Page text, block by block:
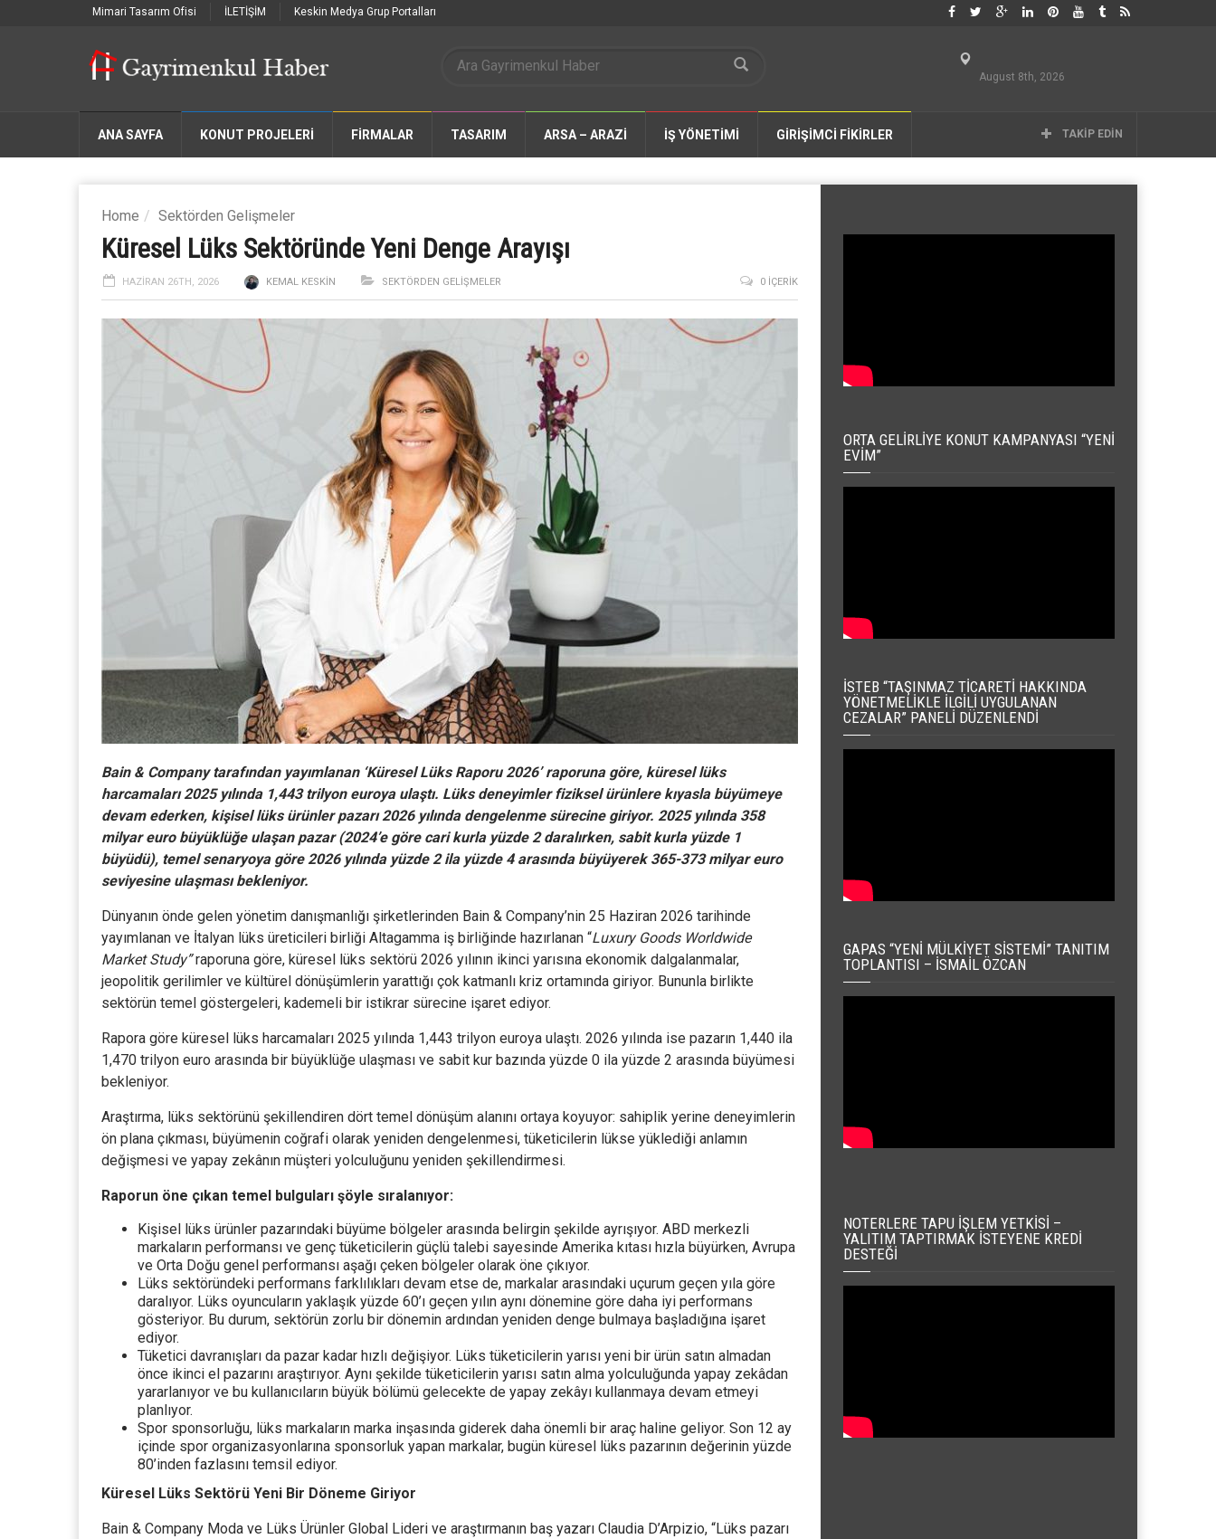
Mimari Tasarım Ofisi İLETİŞİM Keskin Medya Grup Portalları
August 8th, 2026
ANA SAYFA KONUT PROJELERİ FIRMALAR TASARIM ARSA – ARAZİ İŞ YÖNETİMİ GİRİŞİMCİ FİKİRLER TAKIP EDIN
Home Sektörden Gelişmeler
Küresel Lüks Sektöründe Yeni Denge Arayışı
HAZIRAN 26TH, 2026 KEMAL KESKIN SEKTÖRDEN GELIŞMELER 0 İÇERIK
Bain & Company tarafından yayımlanan ‘Küresel Lüks Raporu 2026’ raporuna göre, küresel lüks
harcamaları 2025 yılında 1,443 trilyon euroya ulaştı. Lüks deneyimler fiziksel ürünlere kıyasla büyümeye
devam ederken, kişisel lüks ürünler pazarı 2026 yılında dengelenme sürecine giriyor. 2025 yılında 358
milyar euro büyüklüğe ulaşan pazar (2024’e göre cari kurla yüzde 2 daralırken, sabit kurla yüzde 1
büyüdü), temel senaryoya göre 2026 yılında yüzde 2 ila yüzde 4 arasında büyüyerek 365-373 milyar euro
seviyesine ulaşması bekleniyor.
Dünyanın önde gelen yönetim danışmanlığı şirketlerinden Bain & Company’nin 25 Haziran 2026 tarihinde
yayımlanan ve İtalyan lüks üreticileri birliği Altagamma iş birliğinde hazırlanan “Luxury Goods Worldwide
Market Study”raporuna göre, küresel lüks sektörü 2026 yılının ikinci yarısına ekonomik dalgalanmalar,
jeopolitik gerilimler ve kültürel dönüşümlerin yarattığı çok katmanlı kriz ortamında giriyor. Bununla birlikte
sektörün temel göstergeleri, kademeli bir istikrar sürecine işaret ediyor.
Rapora göre küresel lüks harcamaları 2025 yılında 1,443 trilyon euroya ulaştı. 2026 yılında ise pazarın 1,440 ila
1,470 trilyon euro arasında bir büyüklüğe ulaşması ve sabit kur bazında yüzde 0 ila yüzde 2 arasında büyümesi
bekleniyor.
Araştırma, lüks sektörünü şekillendiren dört temel dönüşüm alanını ortaya koyuyor: sahiplik yerine deneyimlerin
ön plana çıkması, büyümenin coğrafi olarak yeniden dengelenmesi, tüketicilerin lükse yüklediği anlamın
değişmesi ve yapay zekânın müşteri yolculuğunu yeniden şekillendirmesi.
Raporun öne çıkan temel bulguları şöyle sıralanıyor:
Kişisel lüks ürünler pazarındaki büyüme bölgeler arasında belirgin şekilde ayrışıyor. ABD merkezli
markaların performansı ve genç tüketicilerin güçlü talebi sayesinde Amerika kıtası hızla büyürken, Avrupa
ve Orta Doğu genel performansı aşağı çeken bölgeler olarak öne çıkıyor.
Lüks sektöründeki performans farklılıkları devam etse de, markalar arasındaki uçurum geçen yıla göre
daralıyor. Lüks oyuncuların yaklaşık yüzde 60’ı geçen yılın aynı dönemine göre daha iyi performans
gösteriyor. Bu durum, sektörün zorlu bir dönemin ardından yeniden denge bulmaya başladığına işaret
ediyor.
Tüketici davranışları da pazar kadar hızlı değişiyor. Lüks tüketicilerin yarısı yeni bir ürün satın almadan
önce ikinci el pazarını araştırıyor. Aynı şekilde tüketicilerin yarısı satın alma yolculuğunda yapay zekâdan
yararlanıyor ve bu kullanıcıların büyük bölümü gelecekte de yapay zekâyı kullanmaya devam etmeyi
planlıyor.
Spor sponsorluğu, lüks markaların marka inşasında giderek daha önemli bir araç haline geliyor. Son 12 ay
içinde spor organizasyonlarına sponsorluk yapan markalar, bugün küresel lüks pazarının değerinin yüzde
80’inden fazlasını temsil ediyor.
Küresel Lüks Sektörü Yeni Bir Döneme Giriyor
Bain & Company Moda ve Lüks Ürünler Global Lideri ve araştırmanın baş yazarı Claudia D’Arpizio, “Lüks pazarı
ORTA GELIRLIYE KONUT KAMPANYASI “YENI
EVIM”
İSTEB “TAŞINMAZ TICARETI HAKKINDA
YÖNETMELIKLE İLGILI UYGULANAN
CEZALAR” PANELI DÜZENLENDI
GAPAS “YENI MÜLKIYET SISTEMI” TANITIM
TOPLANTISI – İSMAIL ÖZCAN
NOTERLERE TAPU İŞLEM YETKISI –
YALITIM TAPTIRMAK İSTEYENE KREDI
DESTEĞI